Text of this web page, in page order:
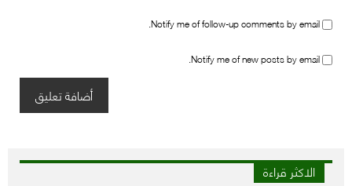
Notify me of follow-up comments by email.
Notify me of new posts by email.
الاكثر قراءة